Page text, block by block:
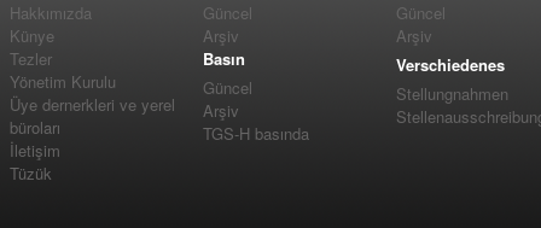
Hakkımızda
Künye
Tezler
Yönetim Kurulu
Üye dernerkleri ve yerel
büroları
İletişim
Tüzük
Güncel
Arşiv
Basın
Güncel
Arşiv
TGS-H basında
Güncel
Arşiv
Verschiedenes
Stellungnahmen